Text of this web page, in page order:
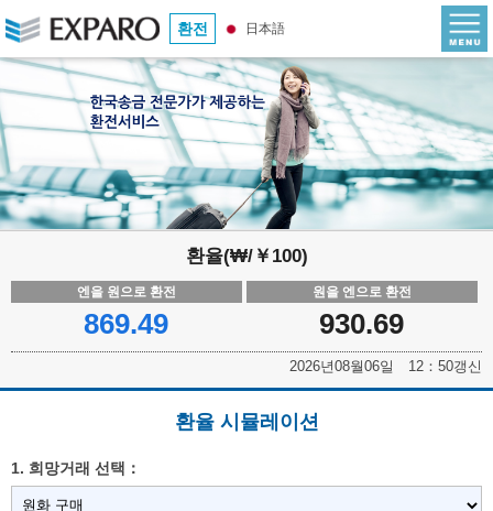
환전 日本語
환율(₩/￥100)
엔을 원으로 환전
869.49
원을 엔으로 환전
930.69
2026년08월06일 12：50갱신
환율 시뮬레이션
1. 희망거래 선택：